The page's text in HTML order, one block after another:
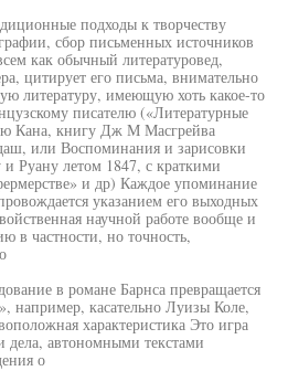
подходы к творчеству
сбор письменных источников
как обычный литературовед,
цитирует его письма, внимательно
литературу, имеющую хоть какое-то
писателю («Литературные
Кана, книгу Дж М Масгрейва
или Воспоминания и зарисовки
Руану летом 1847, с краткими
и др) Каждое упоминание
указанием его выходных
научной работе вообще и
в частности, но точность,
в романе Барнса превращается
например, касательно Луизы Коле,
характеристика Это игра
дела, автономными текстами
о